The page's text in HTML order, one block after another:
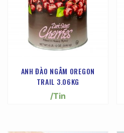
ANH ĐÀO NGÂM OREGON
TRAIL 3.06KG
/Tin